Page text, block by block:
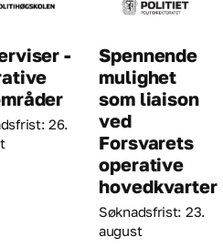
-
26.
Spennende
mulighet
som liaison
ved
Forsvarets
operative
hovedkvarter
Søknadsfrist: 23.
august